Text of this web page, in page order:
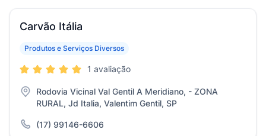
Carvão Itália
Produtos e Serviços Diversos
1 avaliação
Rodovia Vicinal Val Gentil A Meridiano, - ZONA
RURAL, Jd Italia, Valentim Gentil, SP
(17) 99146-6606